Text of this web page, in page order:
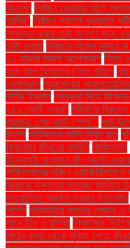
নাচলেন নির্বাচন দেওয়ার আগে
আমির" নির্বাচন প্রসঙ্গে ধূম্রজাল
বিলম্বিত করার চেষ্টা জনগণ সহ্য
চেষ্টা চলছে নির্বাচনে বিলম্ব মানবে
২০ হাজার মামলা অপেক্ষমাণ নিহত
সঙ্গে আল হিলালের চুক্তি বাতিল
সেলসিয়াস পড়াশোনায়
নাহিদ ইসলাম পদবঞ্চনা নিয়ে
২৪২ কোটি ডলার" পরীমণির
পরাজয়; শেষ আটে স্পেন"" পর্দা
উৎসব পর্যটকদের কাটল নির্ঘুম রাত
(ছদ্মনাম) জীবনের কাহিনি পাকিস্তান
উদ্বোধনী অনুষ্ঠানে কী প্রদর্শন
পাকিস্তানের দক্ষিণ
জিয়াকে সুস্থতার শুভেচ্ছা জানিয়ে
সহযোগিতা প্রার্থনা প্রধান উপদেষ্টার
নির্দেশ পাঠ্যবইয়ে র‍্যাপার সেজান ও
পাশে চীন ও রাশিয়া পিকাসোর
পিঠের ব্যথা থেকে মুক্তি পেতে